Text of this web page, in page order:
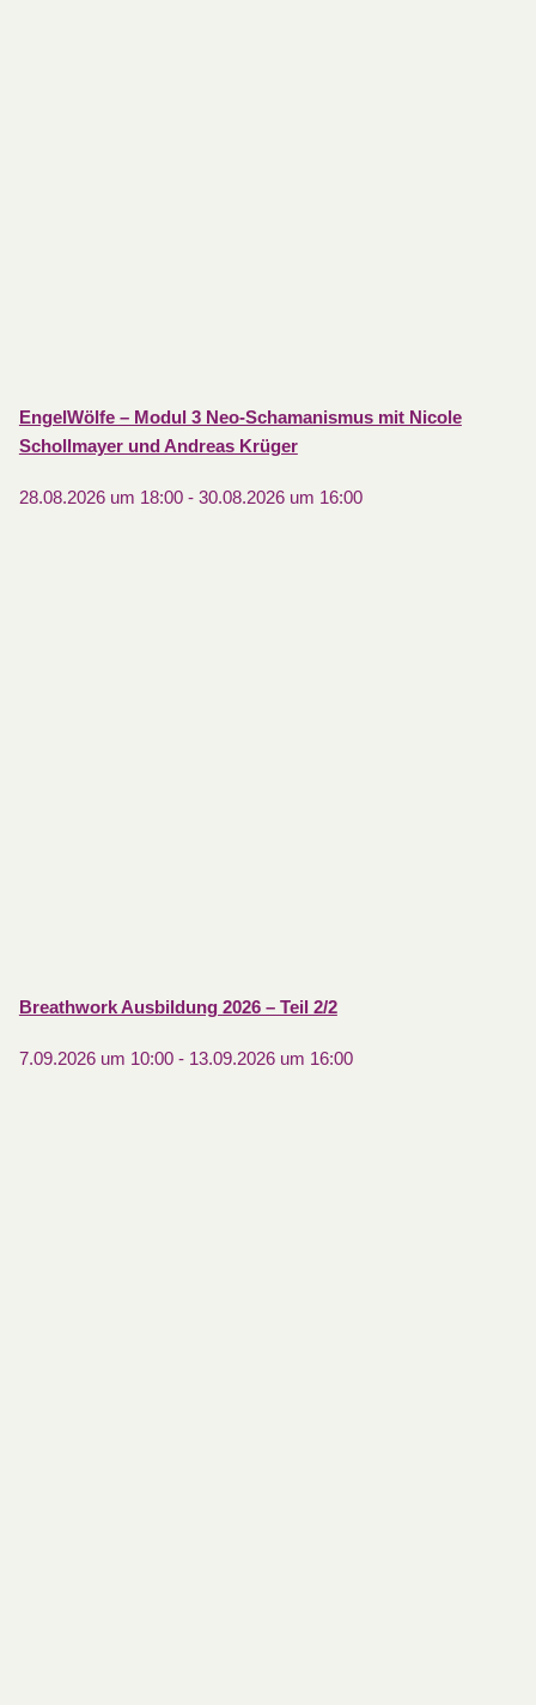
EngelWölfe – Modul 3 Neo-Schamanismus mit Nicole
Schollmayer und Andreas Krüger
28.08.2026 um 18:00- 30.08.2026 um 16:00
Breathwork Ausbildung 2026 – Teil 2/2
7.09.2026 um 10:00- 13.09.2026 um 16:00